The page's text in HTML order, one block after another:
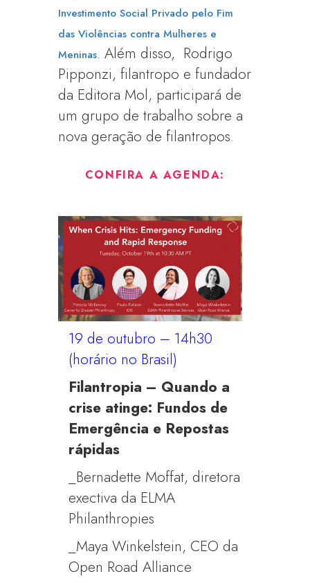
Investimento Social Privado pelo Fim
das Violências contra Mulheres e
Meninas. Além disso, Rodrigo
Pipponzi, filantropo e fundador
da Editora Mol, participará de
um grupo de trabalho sobre a
nova geração de filantropos.
CONFIRA A AGENDA:
19 de outubro – 14h30
(horário no Brasil)
Filantropia – Quando a
crise atinge: Fundos de
Emergência e Repostas
rápidas
_Bernadette Moffat, diretora
exectiva da ELMA
Philanthropies
_Maya Winkelstein, CEO da
Open Road Alliance